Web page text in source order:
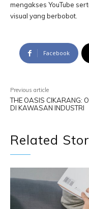
mengakses YouTube
visual yang berbobot.
Facebook
Previous article
THE OASIS CIKARANG:
DI KAWASAN INDUSTRI
Related